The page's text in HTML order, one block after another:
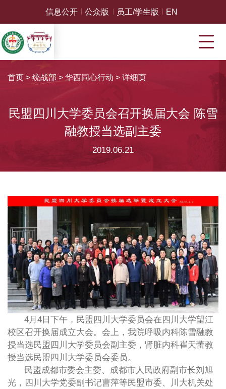
信息公开 公众版 员工/学生版 EN
首页> 统战部 > 华西同心行动 > 详细页
民盟四川大学委员会召开换届大会 陈雪
融教授当选副主委
2019.06.21
4月4日下午，民盟四川大学委员会在四川大学望江
校区召开换届成立大会。会上，我院呼吸内科陈雪融教
授当选民盟四川大学委员会副主委，肾脏内科崔天蕾教
授当选民盟四川大学委员会委员。
民盟成都市委会主委、成都市人民政府副市长刘旭
光，四川大学党委副书记曹萍等民盟市委、川大机关处